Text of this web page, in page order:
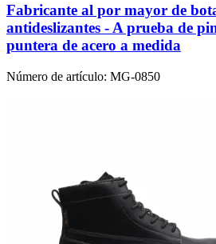
Fabricante al por mayor de
antideslizantes - A prueba de
puntera de acero a medida
Número de artículo: MG-0850